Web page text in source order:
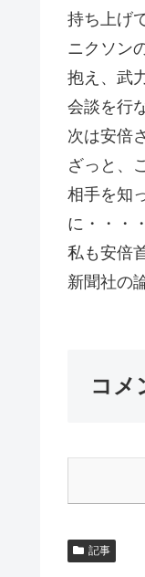
持ち上げ
ニクソン
抱え、武
会談を行
次は安倍
ざっと、
相手を知
に・・・・
私も安倍
新聞社の
コメ
記事